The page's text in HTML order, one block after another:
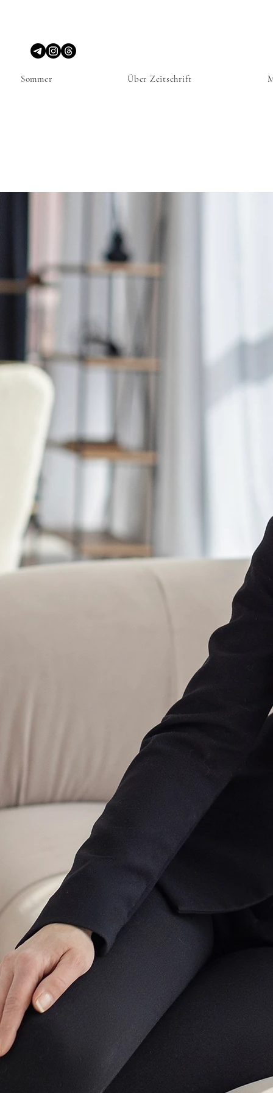
Sommer Über Zeitschrift